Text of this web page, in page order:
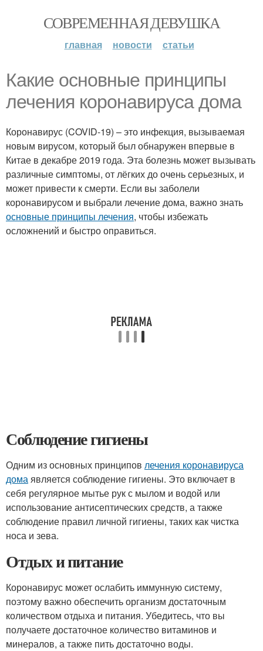
СОВРЕМЕННАЯ ДЕВУШКА
главная новости статьи
Какие основные принципы
лечения коронавируса дома
Коронавирус (COVID-19) – это инфекция, вызываемая
новым вирусом, который был обнаружен впервые в
Китае в декабре 2019 года. Эта болезнь может вызывать
различные симптомы, от лёгких до очень серьезных, и
может привести к смерти. Если вы заболели
коронавирусом и выбрали лечение дома, важно знать
основные принципы лечения, чтобы избежать
осложнений и быстро оправиться.
Соблюдение гигиены
Одним из основных принципов лечения коронавируса
домаявляется соблюдение гигиены. Это включает в
себя регулярное мытье рук с мылом и водой или
использование антисептических средств, а также
соблюдение правил личной гигиены, таких как чистка
носа и зева.
Отдых и питание
Коронавирус может ослабить иммунную систему,
поэтому важно обеспечить организм достаточным
количеством отдыха и питания. Убедитесь, что вы
получаете достаточное количество витаминов и
минералов, а также пить достаточно воды.